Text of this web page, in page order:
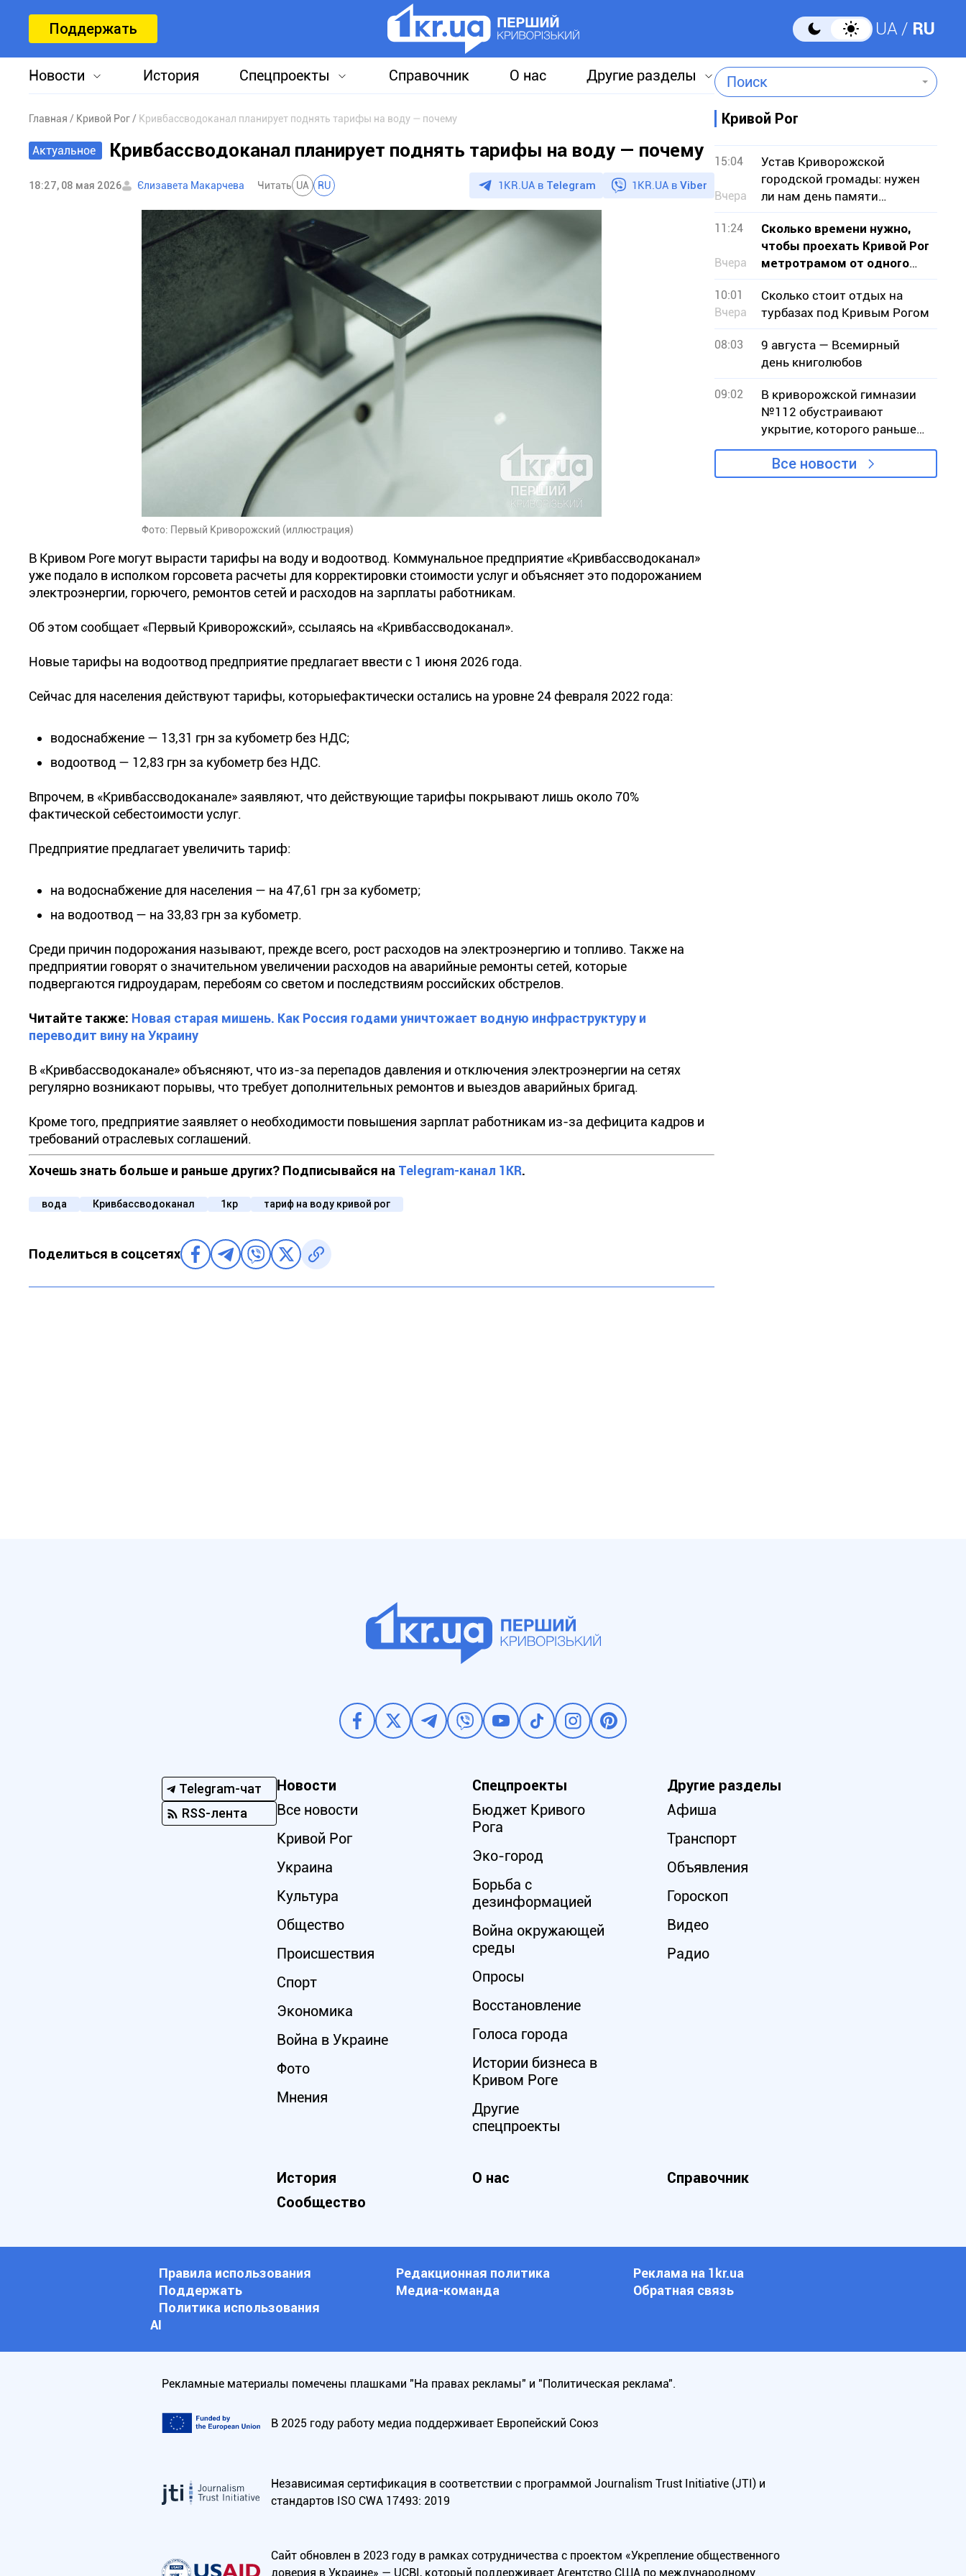
Поддержать UA RU
Новости История Спецпроекты Справочник О нас Другие разделы Поиск
Главная Кривой Рог Кривбассводоканал планирует поднять тарифы на воду — почему
Актуальное Кривбассводоканал планирует поднять тарифы на воду — почему
18:27, 08 мая 2026 Єлизавета Макарчева Читать UA RU 1KR.UA в Telegram 1KR.UA в Viber
Фото: Первый Криворожский (иллюстрация)
В Кривом Роге могут вырасти тарифы на воду и водоотвод. Коммунальное предприятие «Кривбассводоканал»
уже подало в исполком горсовета расчеты для корректировки стоимости услуг и объясняет это подорожанием
электроэнергии, горючего, ремонтов сетей и расходов на зарплаты работникам.
Об этом сообщает «Первый Криворожский», ссылаясь на «Кривбассводоканал».
Новые тарифы на водоотвод предприятие предлагает ввести с 1 июня 2026 года.
Сейчас для населения действуют тарифы, которыефактически остались на уровне 24 февраля 2022 года:
водоснабжение — 13,31 грн за кубометр без НДС;
водоотвод — 12,83 грн за кубометр без НДС.
Впрочем, в «Кривбассводоканале» заявляют, что действующие тарифы покрывают лишь около 70%
фактической себестоимости услуг.
Предприятие предлагает увеличить тариф:
на водоснабжение для населения — на 47,61 грн за кубометр;
на водоотвод — на 33,83 грн за кубометр.
Среди причин подорожания называют, прежде всего, рост расходов на электроэнергию и топливо. Также на
предприятии говорят о значительном увеличении расходов на аварийные ремонты сетей, которые
подвергаются гидроударам, перебоям со светом и последствиям российских обстрелов.
Читайте также: Новая старая мишень. Как Россия годами уничтожает водную инфраструктуру и
переводит вину на Украину
В «Кривбассводоканале» объясняют, что из-за перепадов давления и отключения электроэнергии на сетях
регулярно возникают порывы, что требует дополнительных ремонтов и выездов аварийных бригад.
Кроме того, предприятие заявляет о необходимости повышения зарплат работникам из-за дефицита кадров и
требований отраслевых соглашений.
Хочешь знать больше и раньше других? Подписывайся на Telegram-канал 1KR.
вода Кривбассводоканал 1кр тариф на воду кривой рог
Поделиться в соцсетях
Кривой Рог
15:04
Вчера
Устав Криворожской
городской громады: нужен
ли нам день памяти
умерших городских голов?
11:24
Вчера
Сколько времени нужно,
чтобы проехать Кривой Рог
метротрамом от одного
конца к другому
10:01
Вчера
Сколько стоит отдых на
турбазах под Кривым Рогом
08:03
9 августа — Всемирный
день книголюбов
09:02
В криворожской гимназии
№112 обустраивают
укрытие, которого раньше
не было
Все новости
Telegram-чат
RSS-лента
Новости
Все новости
Кривой Рог
Украина
Культура
Общество
Происшествия
Спорт
Экономика
Война в Украине
Фото
Мнения
Спецпроекты
Бюджет Кривого
Рога
Эко-город
Борьба с
дезинформацией
Война окружающей
среды
Опросы
Восстановление
Голоса города
Истории бизнеса в
Кривом Роге
Другие
спецпроекты
Другие разделы
Афиша
Транспорт
Объявления
Гороскоп
Видео
Радио
История О нас
Справочник
Сообщество
Правила использования Редакционная политика
Реклама на 1kr.ua
Поддержать
Медиа-команда
Обратная связь
Политика использования
АI
Рекламные материалы помечены плашками "На правах рекламы" и "Политическая реклама".
В 2025 году работу медиа поддерживает Европейский Союз
Независимая сертификация в соответствии с программой Journalism Trust Initiative (JTI) и
стандартов ISO CWA 17493: 2019
Сайт обновлен в 2023 году в рамках сотрудничества с проектом «Укрепление общественного
доверия в Украине» — UCBI, который поддерживает Агентство США по международному